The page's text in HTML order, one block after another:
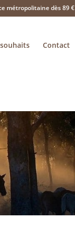
métropolitaine dès 89 €
Contact